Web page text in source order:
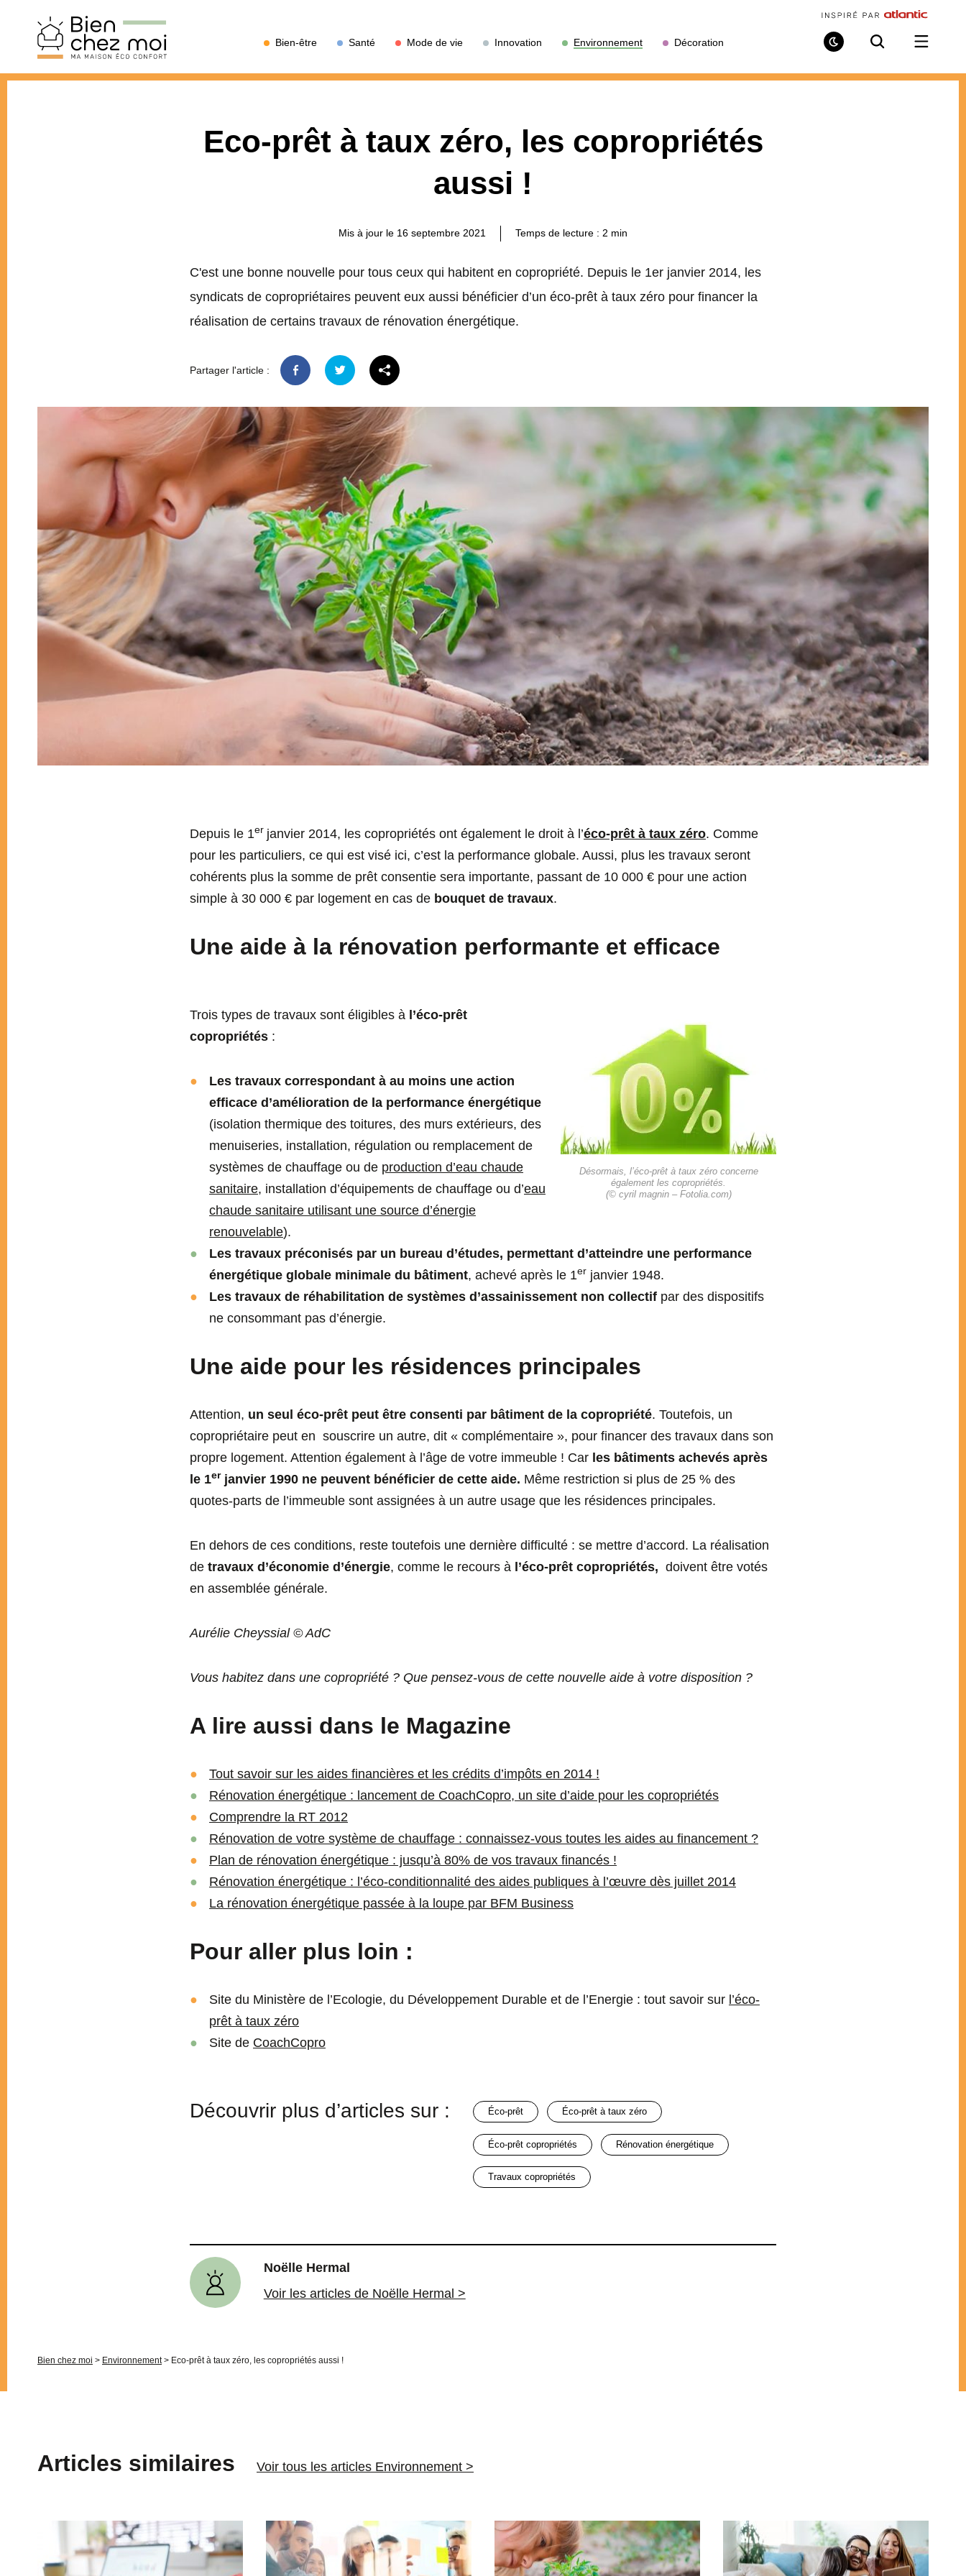
Bien-être Santé Mode de vie Innovation Environnement Décoration
Mode
RechercheOuvrir
le
Eco-prêt à taux zéro, les copropriétés
aussi !
Mis à jour le 16 septembre 2021 Temps de lecture : 2 min
C'est une bonne nouvelle pour tous ceux qui habitent en copropriété. Depuis le 1er janvier 2014, les
syndicats de copropriétaires peuvent eux aussi bénéficier d’un éco-prêt à taux zéro pour financer la
réalisation de certains travaux de rénovation énergétique.
Partager l'article :
Depuis le 1er janvier 2014, les copropriétés ont également le droit à l’éco-prêt à taux zéro. Comme
pour les particuliers, ce qui est visé ici, c’est la performance globale. Aussi, plus les travaux seront
cohérents plus la somme de prêt consentie sera importante, passant de 10 000 € pour une action
simple à 30 000 € par logement en cas de bouquet de travaux.
Une aide à la rénovation performante et efficace
Désormais, l’éco-prêt à taux zéro concerne
également les copropriétés.
(© cyril magnin – Fotolia.com)
Trois types de travaux sont éligibles à l’éco-prêt
copropriétés :
Les travaux correspondant à au moins une action
efficace d’amélioration de la performance énergétique
(isolation thermique des toitures, des murs extérieurs, des
menuiseries, installation, régulation ou remplacement de
systèmes de chauffage ou de production d’eau chaude
sanitaire, installation d’équipements de chauffage ou d’eau
chaude sanitaire utilisant une source d’énergie
renouvelable).
Les travaux préconisés par un bureau d’études, permettant d’atteindre une performance
énergétique globale minimale du bâtiment, achevé après le 1er janvier 1948.
Les travaux de réhabilitation de systèmes d’assainissement non collectif par des dispositifs
ne consommant pas d’énergie.
Une aide pour les résidences principales
Attention, un seul éco-prêt peut être consenti par bâtiment de la copropriété. Toutefois, un
copropriétaire peut en souscrire un autre, dit « complémentaire », pour financer des travaux dans son
propre logement. Attention également à l’âge de votre immeuble ! Car les bâtiments achevés après
le 1erjanvier 1990 ne peuvent bénéficier de cette aide. Même restriction si plus de 25 % des
quotes-parts de l’immeuble sont assignées à un autre usage que les résidences principales.
En dehors de ces conditions, reste toutefois une dernière difficulté : se mettre d’accord. La réalisation
de travaux d’économie d’énergie, comme le recours à l’éco-prêt copropriétés, doivent être votés
en assemblée générale.
Aurélie Cheyssial © AdC
Vous habitez dans une copropriété ? Que pensez-vous de cette nouvelle aide à votre disposition ?
A lire aussi dans le Magazine
Tout savoir sur les aides financières et les crédits d’impôts en 2014 !
Rénovation énergétique : lancement de CoachCopro, un site d’aide pour les copropriétés
Comprendre la RT 2012
Rénovation de votre système de chauffage : connaissez-vous toutes les aides au financement ?
Plan de rénovation énergétique : jusqu’à 80% de vos travaux financés !
Rénovation énergétique : l’éco-conditionnalité des aides publiques à l’œuvre dès juillet 2014
La rénovation énergétique passée à la loupe par BFM Business
Pour aller plus loin :
Site du Ministère de l’Ecologie, du Développement Durable et de l’Energie : tout savoir sur l’éco-
prêt à taux zéro
Site de CoachCopro
Découvrir plus d’articles sur : éco-prêt éco-prêt à taux zéro
éco-prêt copropriétés rénovation énergétique
travaux copropriétés
Noëlle Hermal
Voir les articles de Noëlle Hermal >
Bien chez moi > Environnement> Eco-prêt à taux zéro, les copropriétés aussi !
Articles similaires Voir tous les articles Environnement >